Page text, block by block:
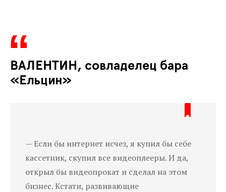
ВАЛЕНТИН, совладелец бара
«Ельцин»
— Если бы интернет исчез, я купил бы себе
кассетник, скупил все видеоплееры. И да,
открыл бы видеопрокат и сделал на этом
бизнес. Кстати, развивающие